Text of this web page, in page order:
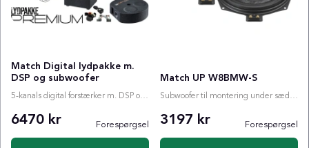
Match Digital lydpakke m.
DSP og subwoofer
5-kanals digital forstærker m. DSP og valgfri subwoofer
6470 kr Forespørgsel
Match UP W8BMW-S
Subwoofer til montering under sædet i BMW
3197 kr Forespørgsel